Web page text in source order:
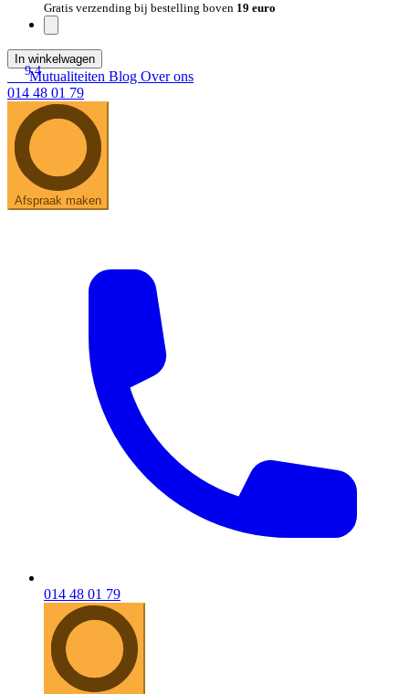
Gratis verzending bij bestelling boven 19 euro
In winkelwagen
9.4
Mutualiteiten Blog Over ons
014 48 01 79
Afspraak maken
014 48 01 79